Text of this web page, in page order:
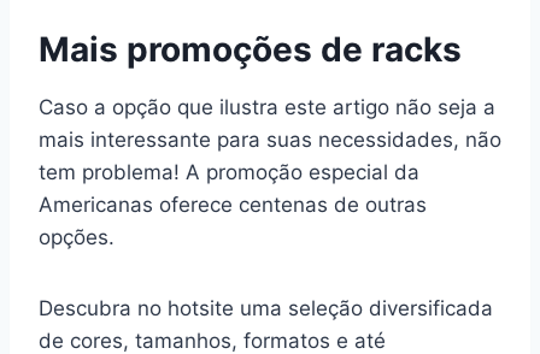
Mais promoções de racks
Caso a opção que ilustra este artigo não seja a
mais interessante para suas necessidades, não
tem problema! A promoção especial da
Americanas oferece centenas de outras
opções.
Descubra no hotsite uma seleção diversificada
de cores, tamanhos, formatos e até